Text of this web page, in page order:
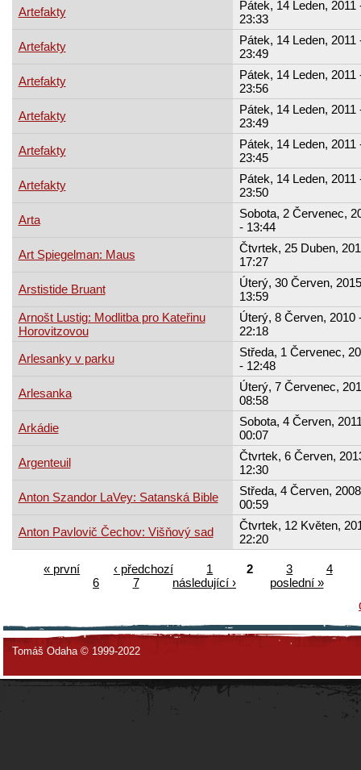
Artefakty
Pátek, 14 Leden, 2011
23:33
Artefakty
Pátek, 14 Leden, 2011
23:49
Artefakty
Pátek, 14 Leden, 2011
23:56
Artefakty
Pátek, 14 Leden, 2011
23:49
Artefakty
Pátek, 14 Leden, 2011
23:45
Artefakty
Pátek, 14 Leden, 2011
23:50
Arta
Sobota, 2 Červenec,
- 13:44
Art Spiegelman: Maus
Čtvrtek, 25 Duben,
17:27
Arstistide Bruant
Úterý, 30 Červen,
13:59
Arnošt Lustig: Modlitba pro Kateřinu
Horovitzovou
Úterý, 8 Červen, 2010
22:18
Arlesanky v parku
Středa, 1 Červenec,
- 12:48
Arlesanka
Úterý, 7 Červenec,
08:58
Arkádie
Sobota, 4 Červen,
00:07
Argenteuil
Čtvrtek, 6 Červen,
12:30
Anton Szandor LaVey: Satanská Bible
Středa, 4 Červen,
00:59
Anton Pavlovič Čechov: Višňový sad
Čtvrtek, 12 Květen,
22:20
« první ‹ předchozí 1 2 3
4
6
7 následující ›
poslední »
Tomáš Odaha © 1999-2022